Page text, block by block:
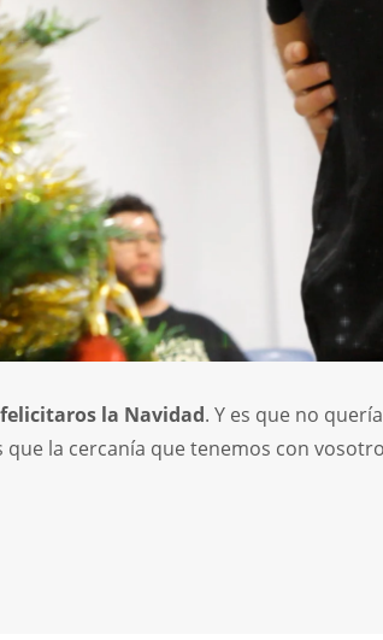
la Navidad. Y es que no
la cercanía que tenemos con